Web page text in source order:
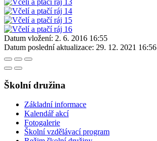
Datum vložení: 2. 6. 2016 16:55
Datum poslední aktualizace: 29. 12. 2021 16:56
Školní družina
Základní informace
Kalendář akcí
Fotogalerie
Školní vzdělávací program